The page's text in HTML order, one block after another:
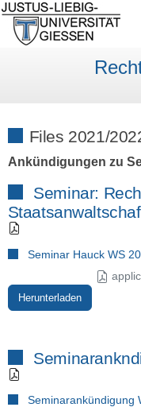
Files 2021/
Ankündigungen zu
Seminar:
Seminar Hauck WS
Herunterladen
Seminarankündigung